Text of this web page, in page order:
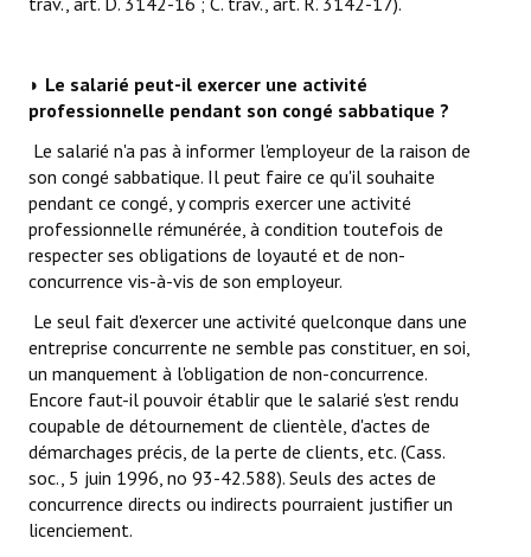
◗ Le salarié peut-il exercer une activité
professionnelle pendant son congé sabbatique ?
Le salarié n'a pas à informer l'employeur de la raison de
son congé sabbatique. Il peut faire ce qu'il souhaite
pendant ce congé, y compris exercer une activité
professionnelle rémunérée, à condition toutefois de
respecter ses obligations de loyauté et de non-
concurrence vis-à-vis de son employeur.
Le seul fait d'exercer une activité quelconque dans une
entreprise concurrente ne semble pas constituer, en soi,
un manquement à l'obligation de non-concurrence.
Encore faut-il pouvoir établir que le salarié s'est rendu
coupable de détournement de clientèle, d'actes de
démarchages précis, de la perte de clients, etc. (Cass.
soc., 5 juin 1996, no 93-42.588). Seuls des actes de
concurrence directs ou indirects pourraient justifier un
licenciement.